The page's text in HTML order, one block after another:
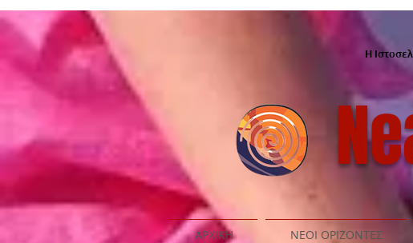
Η
ΑΡΧΙΚΗ ΝΕΟΙ ΟΡΙΖΟΝΤΕΣ